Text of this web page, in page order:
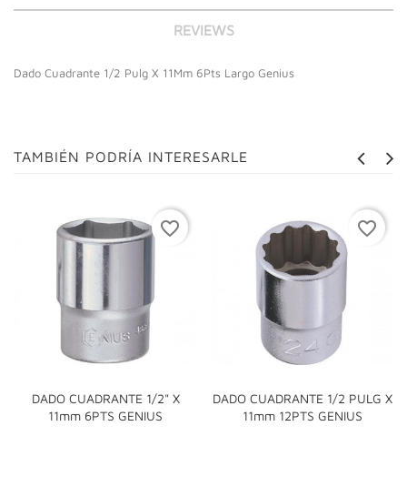
REVIEWS
Dado Cuadrante 1/2 Pulg X 11Mm 6Pts Largo Genius
TAMBIÉN PODRÍA INTERESARLE
DADO CUADRANTE 1/2" X
11mm 6PTS GENIUS
favorite_border
DADO CUADRANTE 1/2 PULG X
11mm 12PTS GENIUS
favorite_border